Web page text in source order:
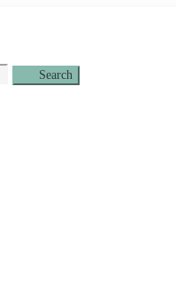
Search